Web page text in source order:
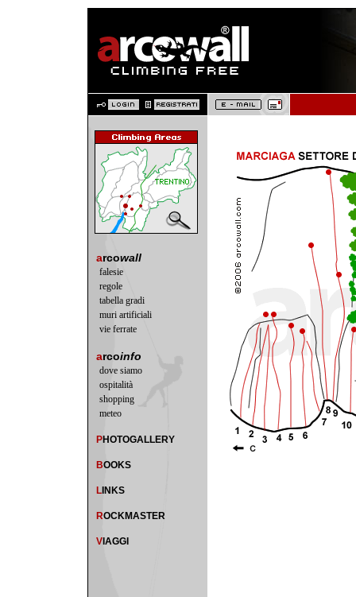
arcowall
falesie
regole
tabella gradi
muri artificiali
vie ferrate
arcoinfo
dove siamo
ospitalità
shopping
meteo
PHOTOGALLERY
BOOKS
L INKS
ROCKMASTER
V IAGGI